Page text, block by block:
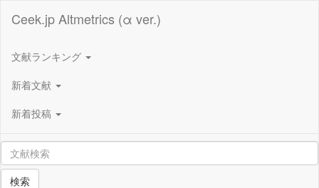
Ceek.jp Altmetrics (α ver.)
文献ランキング
新着文献
新着投稿
検索